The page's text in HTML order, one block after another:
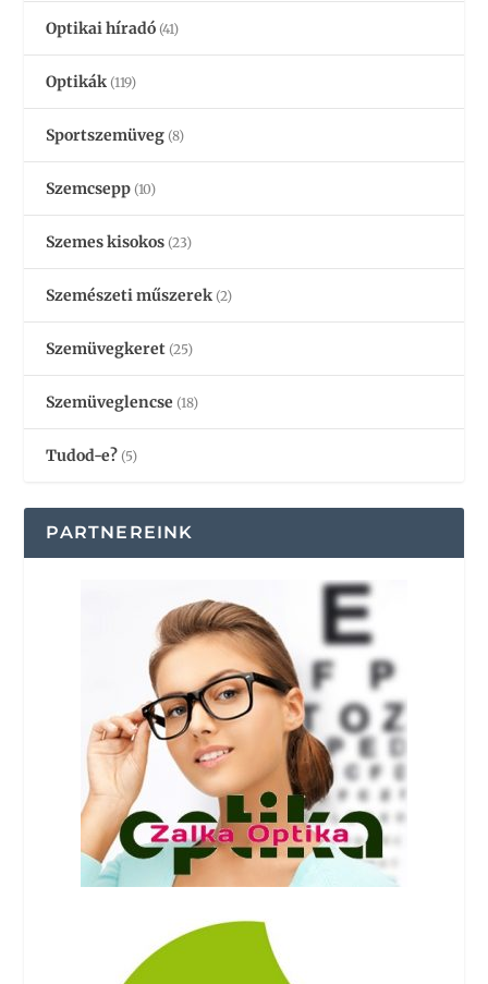
Optikai híradó (41)
Optikák (119)
Sportszemüveg (8)
Szemcsepp (10)
Szemes kisokos (23)
Szemészeti műszerek (2)
Szemüvegkeret (25)
Szemüveglencse (18)
Tudod-e? (5)
PARTNEREINK